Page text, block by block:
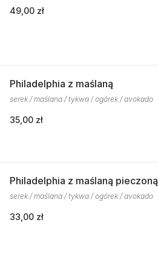
49,00 zł
Philadelphia z maślaną
serek / maślana / tykwa / ogórek / avokado
35,00 zł
Philadelphia z maślaną pieczoną
serek / maślana / tykwa / ogórek / avokado
33,00 zł